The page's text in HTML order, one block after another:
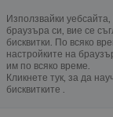
Използвайки
браузъра си, вие се
бисквитки. По всяко
настройките на
им по всяко време.
Кликнете тук, за да
бисквитките .